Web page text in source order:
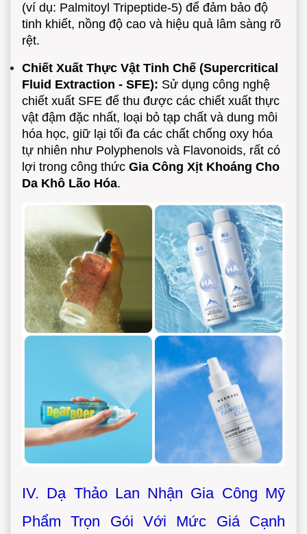
(ví dụ: Palmitoyl Tripeptide-5) để đảm bảo độ
tinh khiết, nồng độ cao và hiệu quả lâm sàng rõ
rệt.
Chiết Xuất Thực Vật Tinh Chế (Supercritical
Fluid Extraction - SFE): Sử dụng công nghệ
chiết xuất SFE để thu được các chiết xuất thực
vật đậm đặc nhất, loại bỏ tạp chất và dung môi
hóa học, giữ lại tối đa các chất chống oxy hóa
tự nhiên như Polyphenols và Flavonoids, rất có
lợi trong công thức Gia Công Xịt Khoáng Cho
Da Khô Lão Hóa.
IV. Dạ Thảo Lan Nhận Gia Công Mỹ
Phẩm Trọn Gói Với Mức Giá Cạnh